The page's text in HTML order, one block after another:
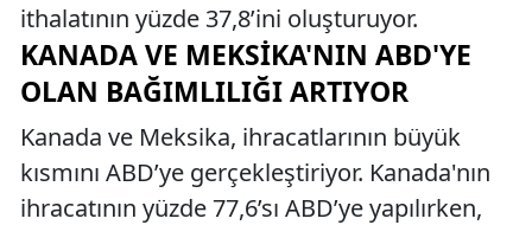
ithalatının yüzde 37,8’ini oluşturuyor.
KANADA VE MEKSIKA'NIN ABD'YE
OLAN BAĞIMLILIĞI ARTIYOR
Kanada ve Meksika, ihracatlarının büyük
kısmını ABD’ye gerçekleştiriyor. Kanada'nın
ihracatının yüzde 77,6’sı ABD’ye yapılırken,